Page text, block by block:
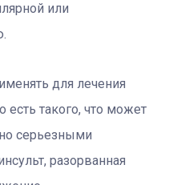
или
для лечения
есть такого, что может
серьезными
разорванная